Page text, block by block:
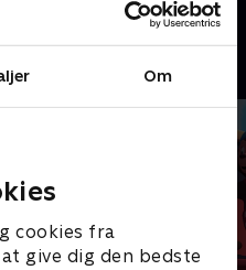
Om
cookies fra
give dig den bedste